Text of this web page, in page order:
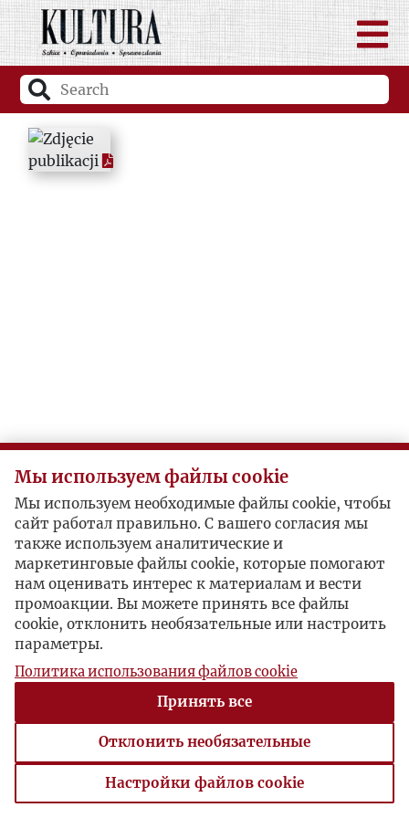
Мы используем файлы cookie
Мы используем необходимые файлы cookie, чтобы
сайт работал правильно. С вашего согласия мы
также используем аналитические и
маркетинговые файлы cookie, которые помогают
нам оценивать интерес к материалам и вести
промоакции. Вы можете принять все файлы
cookie, отклонить необязательные или настроить
параметры.
Политика использования файлов cookie
Принять все
Отклонить необязательные
Настройки файлов cookie
Настройки файлов cookie